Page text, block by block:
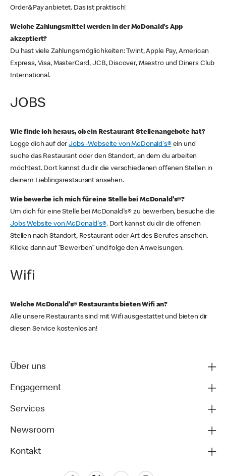
Order&Pay anbietet. Das ist praktisch!
Welche Zahlungsmittel werden in der McDonald's App
akzeptiert?
Du hast viele Zahlungsmöglichkeiten: Twint, Apple Pay, American
Express, Visa, MasterCard, JCB, Discover, Maestro und Diners Club
International.
JOBS
Wie finde ich heraus, ob ein Restaurant Stellenangebote hat?
Logge dich auf derJobs -Webseite von McDonald's®ein und
suche das Restaurant oder den Standort, an dem du arbeiten
möchtest. Dort kannst du dir die verschiedenen offenen Stellen in
deinem Lieblingsrestaurant ansehen.
Wie bewerbe ich mich für eine Stelle bei McDonald's®?
Um dich für eine Stelle bei McDonald's® zu bewerben, besuche die
Jobs Website von McDonald's®. Dort kannst du dir die offenen
Stellen nach Standort, Restaurant oder Art des Berufes ansehen.
Klicke dann auf “Bewerben” und folge den Anweisungen.
Wifi
Welche McDonald's® Restaurants bieten Wifi an?
Alle unsere Restaurants sind mit Wifi ausgestattet und bieten dir
diesen Service kostenlos an!
Über uns
Engagement
Services
Newsroom
Kontakt